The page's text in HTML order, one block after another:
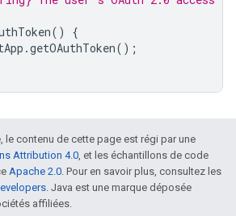
()
{
.getOAuthToken();
le contenu de cette page est régi par une
Attribution 4.0 , et les échantillons de code
Apache 2.0 . Pour en savoir plus, consultez les
. Java est une marque déposée
affiliées.